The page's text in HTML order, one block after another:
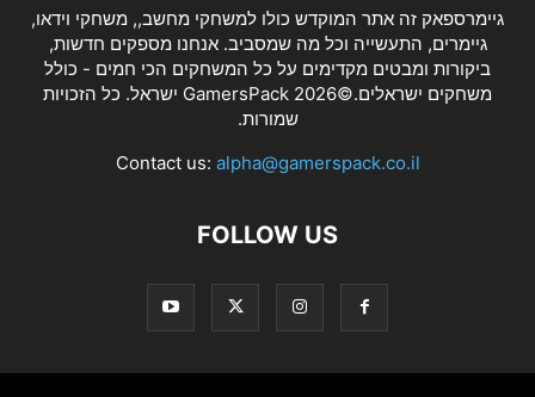
גיימרספאק זה אתר המוקדש כולו למשחקי מחשב,, משחקי וידאו,
גיימרים, התעשייה וכל מה שמסביב. אנחנו מספקים חדשות,
ביקורות ומבטים מקדימים על כל המשחקים הכי חמים - כולל
משחקים ישראלים.©2026 GamersPack ישראל. כל הזכויות
שמורות.
Contact us: alpha@gamerspack.co.il
FOLLOW US